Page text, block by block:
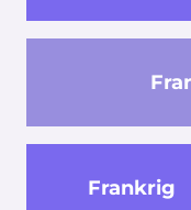
Frankrig